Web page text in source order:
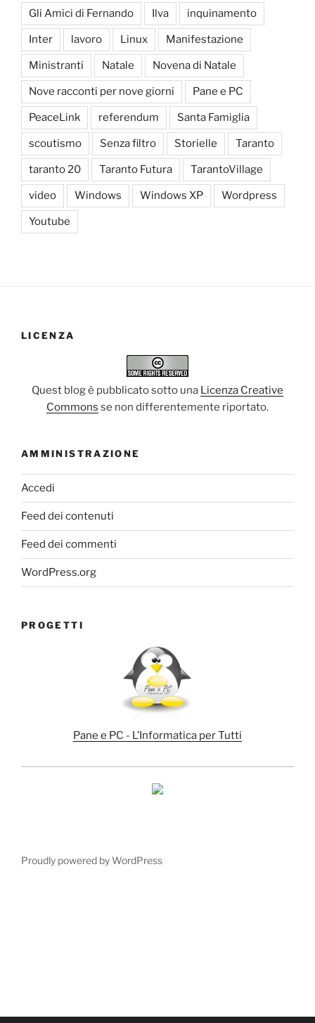
Gli Amici di Fernando Ilva inquinamento
Inter lavoro Linux Manifestazione
Ministranti Natale Novena di Natale
Nove racconti per nove giorni Pane e PC
PeaceLink referendum Santa Famiglia
scoutismo Senza filtro Storielle Taranto
taranto 20 Taranto Futura TarantoVillage
video Windows Windows XP Wordpress
Youtube
LICENZA
Quest blog è pubblicato sotto una Licenza Creative
Commons se non differentemente riportato.
AMMINISTRAZIONE
Accedi
Feed dei contenuti
Feed dei commenti
WordPress.org
PROGETTI
Pane e PC - L’Informatica per Tutti
Proudly powered by WordPress